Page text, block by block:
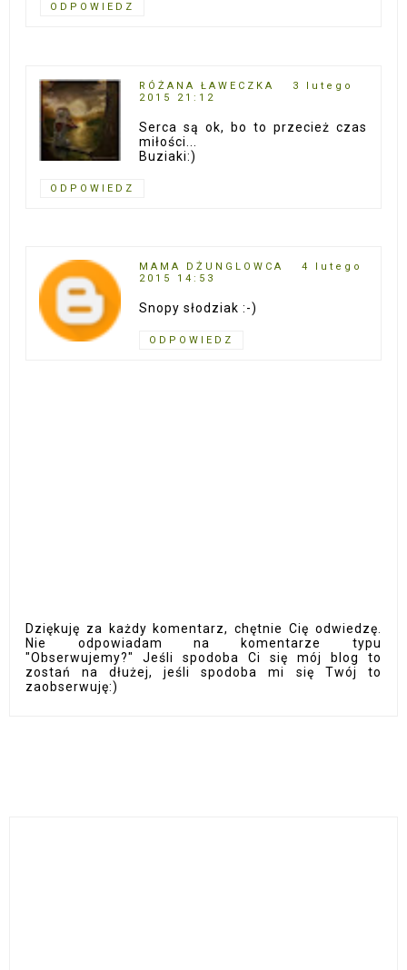
ODPOWIEDZ
RÓŻANA ŁAWECZKA
3 lutego
2015 21:12
Serca są ok, bo to przecież czas
miłości...
Buziaki:)
ODPOWIEDZ
MAMA DŻUNGLOWCA
4 lutego
2015 14:53
Snopy słodziak :-)
ODPOWIEDZ
Dziękuję za każdy komentarz, chętnie Cię odwiedzę.
Nie odpowiadam na komentarze typu
"Obserwujemy?" Jeśli spodoba Ci się mój blog to
zostań na dłużej, jeśli spodoba mi się Twój to
zaobserwuję:)